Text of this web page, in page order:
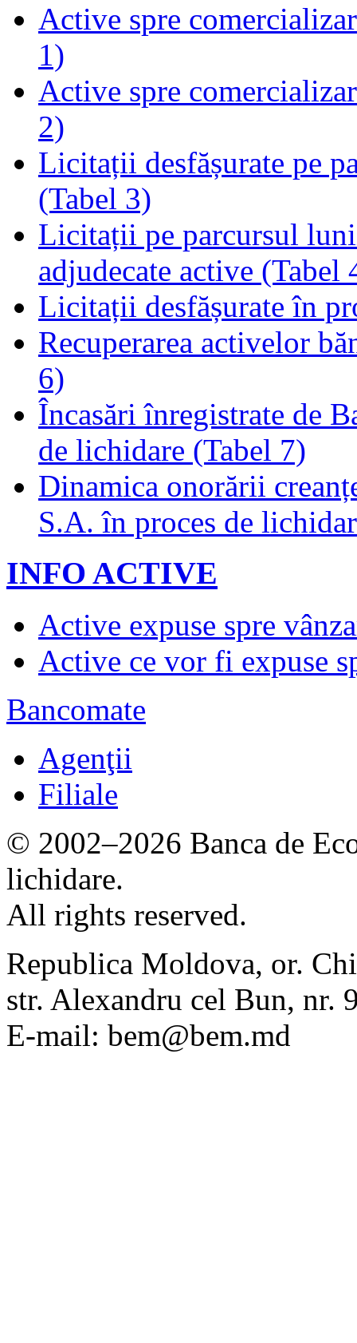
Active spre
1)
Active spre
2)
Licitații desfășurate pe
(Tabel 3)
Licitații pe parcursul
adjudecate active (Tabel
Licitații desfășurate în
Recuperarea activelor
6)
Încasări înregistrate de
de lichidare (Tabel 7)
Dinamica onorării
S.A. în proces de
INFO ACTIVE
Active expuse spre
Active ce vor fi expuse
Bancomate
Agenţii
Filiale
© 2002–2026 Banca de
lichidare.
All rights reserved.
Republica Moldova, or.
str. Alexandru cel Bun, nr.
E-mail: bem@bem.md